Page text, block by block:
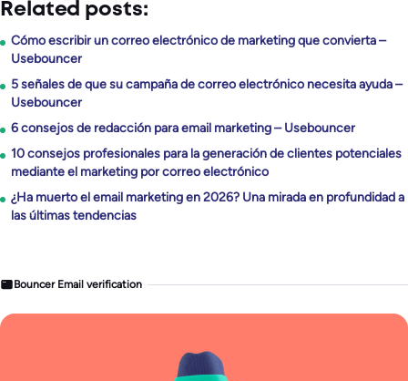
Related posts:
Cómo escribir un correo electrónico de marketing que convierta –
Usebouncer
5 señales de que su campaña de correo electrónico necesita ayuda –
Usebouncer
6 consejos de redacción para email marketing – Usebouncer
10 consejos profesionales para la generación de clientes potenciales
mediante el marketing por correo electrónico
¿Ha muerto el email marketing en 2026? Una mirada en profundidad a
las últimas tendencias
Bouncer Email verification